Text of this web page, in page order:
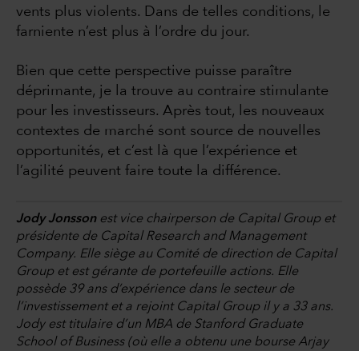
vents plus violents. Dans de telles conditions, le
farniente n’est plus à l’ordre du jour.
Bien que cette perspective puisse paraître
déprimante, je la trouve au contraire stimulante
pour les investisseurs. Après tout, les nouveaux
contextes de marché sont source de nouvelles
opportunités, et c’est là que l’expérience et
l’agilité peuvent faire toute la différence.
Jody Jonsson est vice chairperson de Capital Group et
présidente de Capital Research and Management
Company. Elle siège au Comité de direction de Capital
Group et est gérante de portefeuille actions. Elle
possède 39 ans d’expérience dans le secteur de
l’investissement et a rejoint Capital Group il y a 33 ans.
Jody est titulaire d’un MBA de Stanford Graduate
School of Business (où elle a obtenu une bourse Arjay